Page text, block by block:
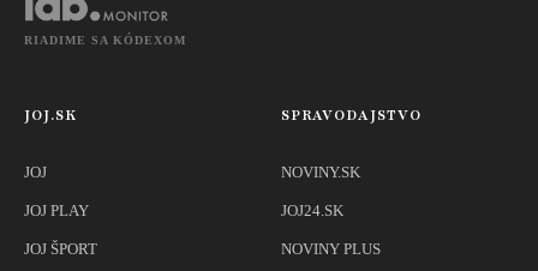
RIADIME SA KÓDEXOM
JOJ.SK
JOJ
JOJ PLAY
JOJ ŠPORT
SPRAVODAJSTVO
NOVINY.SK
JOJ24.SK
NOVINY PLUS